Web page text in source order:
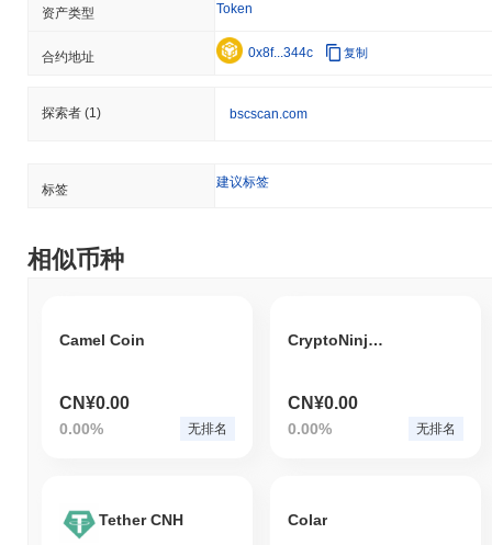
资产类型 Token
合约地址 0x8f...344c 复制
探索者 (1) bscscan.com
标签 建议标签
相似币种
Camel Coin
CN¥0.00
0.00% 无排名
CryptoNinja Governance Token
CN¥0.00
0.00% 无排名
Tether CNH Colar